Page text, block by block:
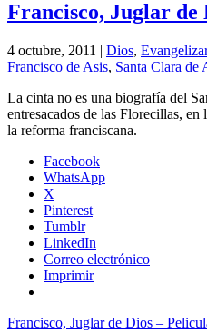
Francisco, Juglar de
4 octubre, 2011 | Dios, Evangelizar
Francisco de Asis, Santa Clara de
La cinta no es una biografía del
entresacados de las Florecillas,
la reforma franciscana.
Facebook
WhatsApp
X
Pinterest
Tumblr
LinkedIn
Correo electrónico
Imprimir
Francisco, Juglar de Dios –